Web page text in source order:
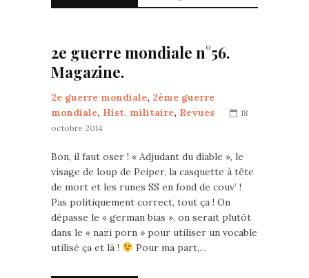
2e guerre mondiale n°56.
Magazine.
2e guerre mondiale, 2ème guerre
mondiale, Hist. militaire, Revues
18
octobre 2014
Bon, il faut oser ! « Adjudant du diable », le
visage de loup de Peiper, la casquette à tête
de mort et les runes SS en fond de couv’ !
Pas politiquement correct, tout ça ! On
dépasse le « german bias », on serait plutôt
dans le « nazi porn » pour utiliser un vocable
utilisé ça et là !
Pour ma part,…